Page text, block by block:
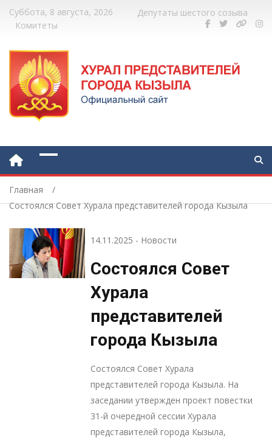
Суббота, 8 августа, 2026
Депутаты шестого созыва
Комитеты
Главная
Состоялся Совет Хурала представителей города Кызыла
14.11.2025 - Новости
Состоялся Совет
Хурала
представителей
города Кызыла
Состоялся Совет Хурала
представителей города Кызыла. На
заседании утвержден проект повестки
31-й очередной сессии Хурала
представителей города Кызыла,